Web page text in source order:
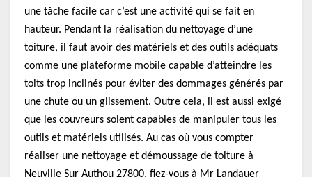
une tâche facile car c’est une activité qui se fait en
hauteur. Pendant la réalisation du nettoyage d’une
toiture, il faut avoir des matériels et des outils adéquats
comme une plateforme mobile capable d’atteindre les
toits trop inclinés pour éviter des dommages générés par
une chute ou un glissement. Outre cela, il est aussi exigé
que les couvreurs soient capables de manipuler tous les
outils et matériels utilisés. Au cas où vous compter
réaliser une nettoyage et démoussage de toiture à
Neuville Sur Authou 27800, fiez-vous à Mr Landauer